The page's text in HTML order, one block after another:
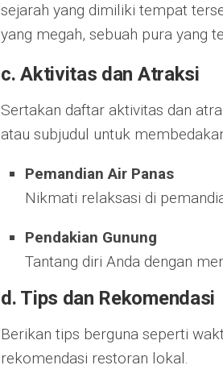
sejarah yang dimiliki tempat
yang megah, sebuah pura yang
c. Aktivitas dan Atraksi
Sertakan daftar aktivitas dan
atau subjudul untuk
Pemandian Air Panas
Nikmati relaksasi di
Pendakian Gunung
Tantang diri Anda dengan
d. Tips dan Rekomendasi
Berikan tips berguna seperti
rekomendasi restoran lokal.